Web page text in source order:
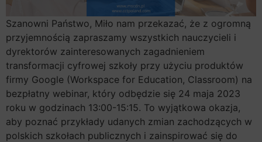
Szanowni Państwo, Miło nam przekazać, że z ogromną
przyjemnością zapraszamy wszystkich nauczycieli i
dyrektorów zainteresowanych zagadnieniem
transformacji cyfrowej szkoły przy użyciu produktów
firmy Google (Workspace for Education, Classroom) na
bezpłatny webinar, który odbędzie się 24 maja 2023
roku w godzinach 13:00-15:15. To wyjątkowa okazja,
aby poznać przykłady udanych zmian zachodzących w
polskich szkołach publicznych i zainspirować się do